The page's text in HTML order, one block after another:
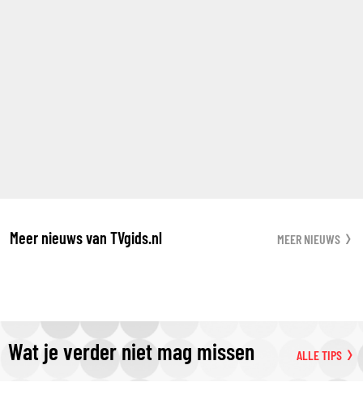
Meer nieuws van TVgids.nl MEER NIEUWS
Wat je verder niet mag missen ALLE TIPS